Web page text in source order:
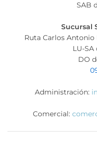
SAB
Sucursal
Ruta Carlos Antonio
LU-SA
DO
Administración:
Comercial: